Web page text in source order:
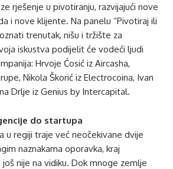
rješenje u pivotiranju, razvijajući nove
i nove klijente. Na panelu “Pivotiraj ili
trenutak, nišu i tržište za
iskustva podijelit će vodeći ljudi
Hrvoje Ćosić iz Aircasha,
Nikola Škorić iz Electrocoina, Ivan
Drlje iz Genius by Intercapital.
do startupa
u regiji traje već neočekivane dvije
naznakama oporavka, kraj
nije na vidiku. Dok mnoge zemlje